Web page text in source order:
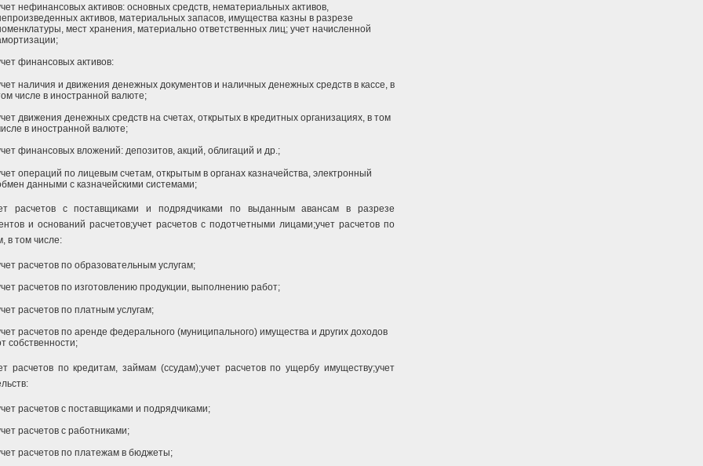
нефинансовых активов: основных средств, нематериальных активов,
активов, материальных запасов, имущества казны в разрезе
мест хранения, материально ответственных лиц; учет начисленной
финансовых активов:
наличия и движения денежных документов и наличных денежных средств в кассе, в
числе в иностранной валюте;
движения денежных средств на счетах, открытых в кредитных организациях, в том
в иностранной валюте;
финансовых вложений: депозитов, акций, облигаций и др.;
операций по лицевым счетам, открытым в органах казначейства, электронный
данными с казначейскими системами;
расчетов с поставщиками и подрядчиками по выданным авансам в разрезе
и оснований расчетов;учет расчетов с подотчетными лицами;учет расчетов по
в том числе:
расчетов по образовательным услугам;
расчетов по изготовлению продукции, выполнению работ;
расчетов по платным услугам;
расчетов по аренде федерального (муниципального) имущества и других доходов
собственности;
расчетов по кредитам, займам (ссудам);учет расчетов по ущербу имуществу;учет
расчетов с поставщиками и подрядчиками;
расчетов с работниками;
расчетов по платежам в бюджеты;